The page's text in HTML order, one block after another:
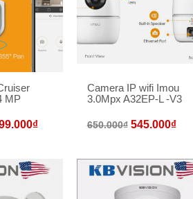
MP
₫
Camera IP wifi Imou
3.0Mpx A32EP-L -V3
650.000₫ 545.000₫